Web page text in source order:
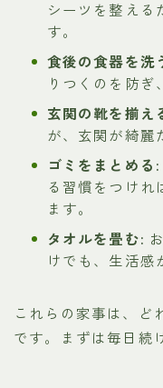
シーツを整える
す。
食後の食器を洗
りつくのを防ぎ
玄関の靴を揃え
が、玄関が綺麗
ゴミをまとめる:
る習慣をつけれ
ます。
タオルを畳む:
けでも、生活感
これらの家事は、ど
です。まずは毎日続